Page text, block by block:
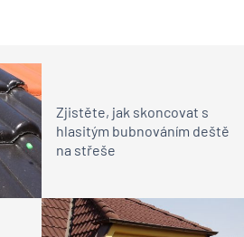
Zjistěte, jak skoncovat s
hlasitým bubnováním deště
na střeše